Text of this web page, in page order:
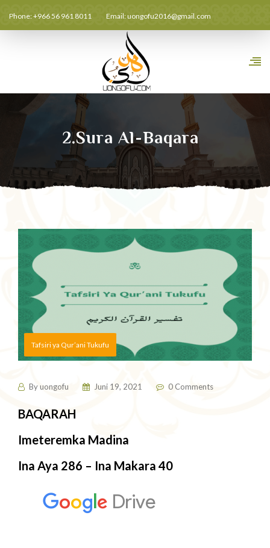
Phone: +966 56 961 8011 Email:uongofu2016@gmail.com
2.Sura Al-Baqara
Tafsiri ya Qur’ani Tukufu
Byuongofu Juni 19, 2021 0 Comments
BAQARAH
Imeteremka Madina
Ina Aya 286 – Ina Makara 40